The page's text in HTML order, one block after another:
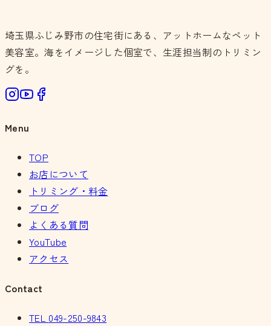
埼玉県ふじみ野市の住宅街にある、アットホームなペット
美容室。海をイメージした個室で、生涯担当制のトリミン
グを。
Menu
TOP
お店について
トリミング・料金
ブログ
よくある質問
YouTube
アクセス
Contact
TEL 049-250-9843